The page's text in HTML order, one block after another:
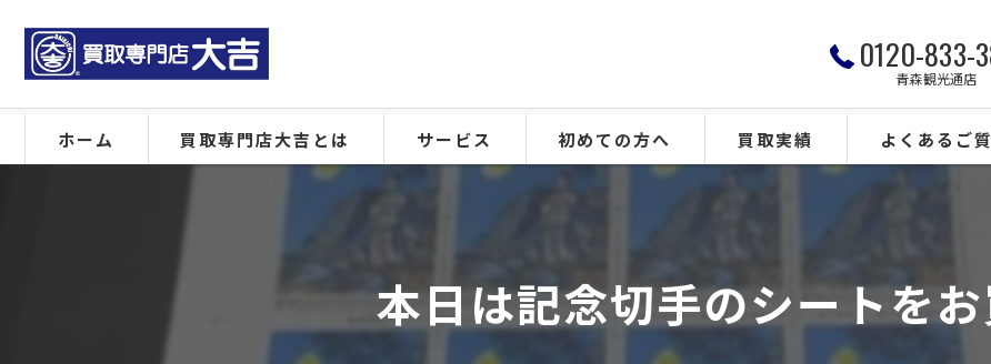
0120-833-
青森観光通店
ホーム 買取専門店大吉とは サービス 初めての方へ 買取実績 よくあるご
本日は記念切手のシートを